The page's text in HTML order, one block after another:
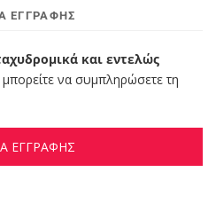
ΕΓΓΡΑΦΉΣ
και εντελώς
μπορείτε να συμπληρώσετε τη
ΕΓΓΡΑΦΗΣ